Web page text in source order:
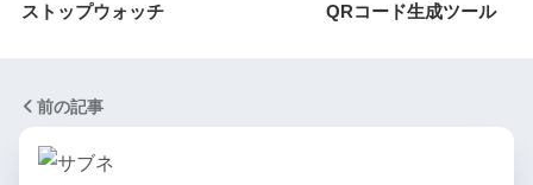
ストップウォッチ QRコード生成ツール
前の記事